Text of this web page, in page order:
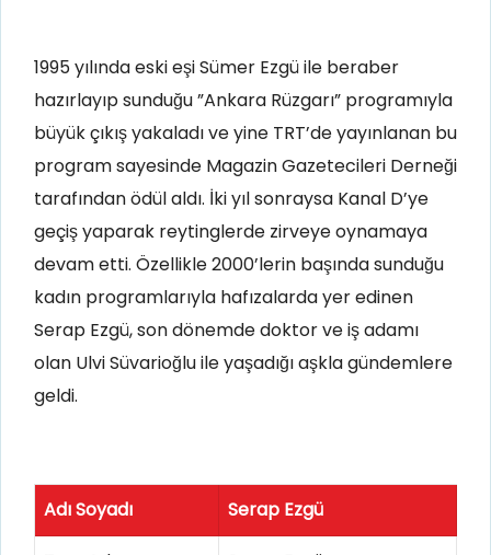
1995 yılında eski eşi Sümer Ezgü ile beraber
hazırlayıp sunduğu ”Ankara Rüzgarı” programıyla
büyük çıkış yakaladı ve yine TRT’de yayınlanan bu
program sayesinde Magazin Gazetecileri Derneği
tarafından ödül aldı. İki yıl sonraysa Kanal D’ye
geçiş yaparak reytinglerde zirveye oynamaya
devam etti. Özellikle 2000’lerin başında sunduğu
kadın programlarıyla hafızalarda yer edinen
Serap Ezgü, son dönemde doktor ve iş adamı
olan Ulvi Süvarioğlu ile yaşadığı aşkla gündemlere
geldi.
Adı Soyadı Serap Ezgü